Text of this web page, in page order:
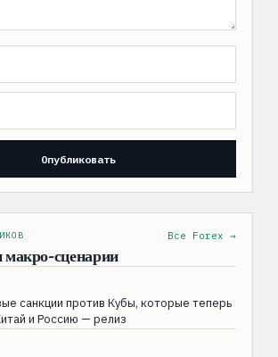
сценарии
Все Forex →
санкции против Кубы, которые теперь
и Россию — релиз